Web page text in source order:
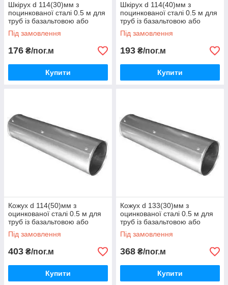
Шкірух d 114(30)мм з
поцинкованої сталі 0.5 м для
труб із базальтовою або
каучуковою теплоізоляцією
Під замовлення
176 ₴/пог.м
Купити
Шкірух d 114(40)мм з
поцинкованої сталі 0.5 м для
труб із базальтовою або
каучуковою теплоізоляцією
Під замовлення
193 ₴/пог.м
Купити
Кожух d 114(50)мм з
оцинкованої сталі 0.5 м для
труб із базальтовою або
каучуковою теплоізоляцією
Під замовлення
403 ₴/пог.м
Купити
Кожух d 133(30)мм з
оцинкованої сталі 0.5 м для
труб із базальтовою або
каучуковою теплоізоляцією
Під замовлення
368 ₴/пог.м
Купити